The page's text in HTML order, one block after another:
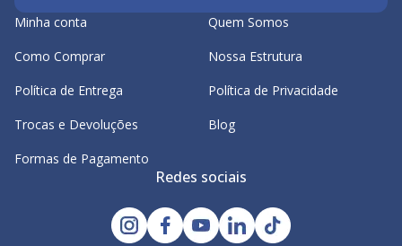
Minha conta
Como Comprar
Política de Entrega
Trocas e Devoluções
Formas de Pagamento
Quem Somos
Nossa Estrutura
Política de Privacidade
Blog
Redes sociais